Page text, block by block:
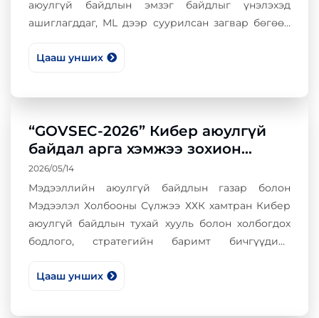
аюулгүй байдлын эмзэг байдлыг үнэлэхэд
ашиглагддаг, ML дээр суурилсан загвар бөгөөд
бодитоор ашиглагдах магадлалыг тооцдог.
Цааш унших
“GOVSEC-2026” Кибер аюулгүй
байдал арга хэмжээ зохион
байгууллаа
2026/05/14
Мэдээллийн аюулгүй байдлын газар болон
Мэдээлэл Холбооны Сүлжээ ХХК хамтран Кибер
аюулгүй байдлын тухай хууль болон холбогдох
бодлого, стратегийн баримт бичгүүдийг
төрийн өмчит хуулийн этгээд болон төрийн
Цааш унших